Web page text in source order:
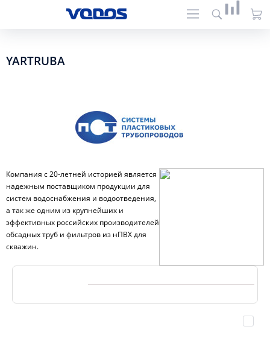
YARTRUBA
Компания с 20-летней историей является
надежным поставщиком продукции для
систем водоснабжения и водоотведения,
а так же одним из крупнейших и
эффективных российских производителей
обсадных труб и фильтров из нПВХ для
скважин.